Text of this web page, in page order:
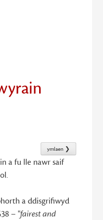
ymlaen ❯
a fu lle nawr saif
a ddisgrifiwyd
– "fairest and